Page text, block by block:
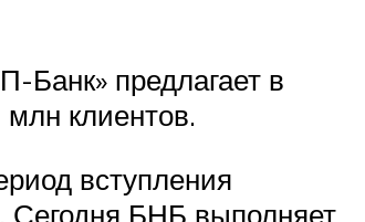
предлагает в
клиентов.
вступления
Сегодня БНБ выполняет